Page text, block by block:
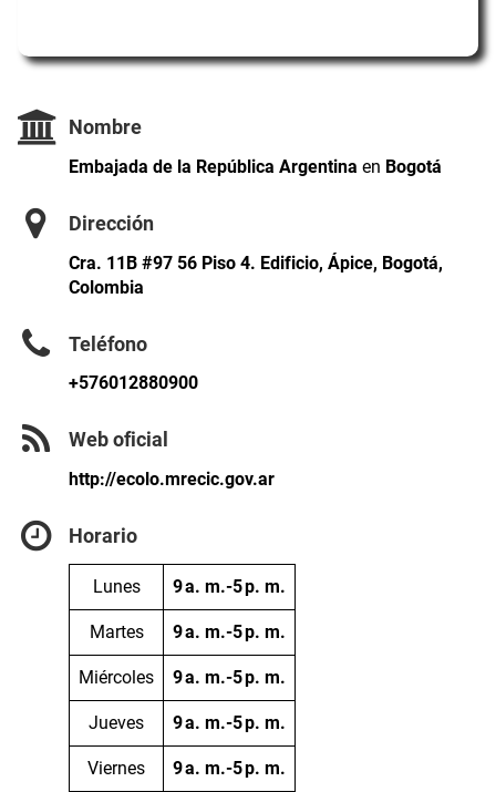
Nombre
Embajada de la República Argentina en Bogotá
Dirección
Cra. 11B #97 56 Piso 4. Edificio, Ápice, Bogotá,
Colombia
Teléfono
+576012880900
Web oficial
http://ecolo.mrecic.gov.ar
Horario
Lunes 9 a. m.-5 p. m.
Martes 9 a. m.-5 p. m.
Miércoles 9 a. m.-5 p. m.
Jueves 9 a. m.-5 p. m.
Viernes 9 a. m.-5 p. m.